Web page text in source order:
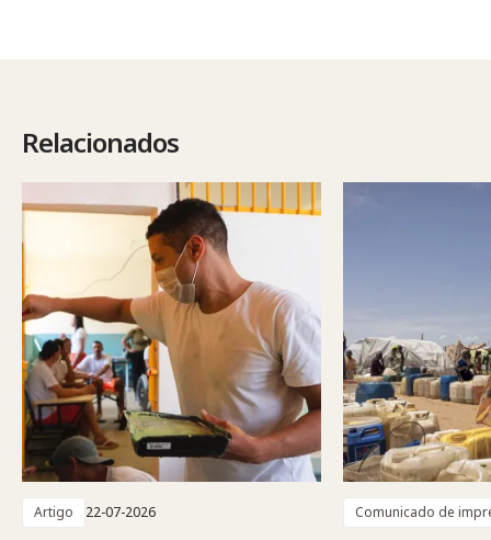
Relacionados
Artigo 22-07-2026 Comunicado de